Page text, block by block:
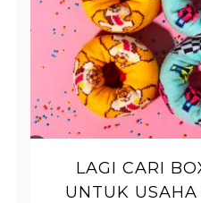
LAGI CARI
UNTUK